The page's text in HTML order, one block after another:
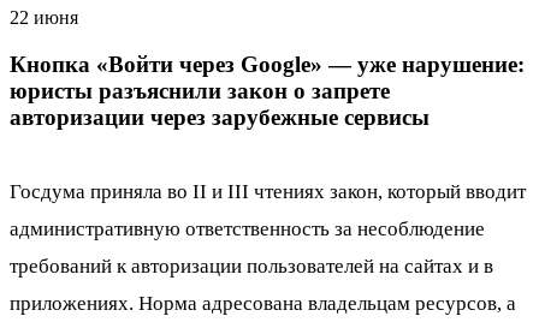
22 июня
Кнопка «Войти через Google» — уже нарушение:
юристы разъяснили закон о запрете
авторизации через зарубежные сервисы
Госдума приняла во II и III чтениях закон, который вводит
административную ответственность за несоблюдение
требований к авторизации пользователей на сайтах и в
приложениях. Норма адресована владельцам ресурсов, а